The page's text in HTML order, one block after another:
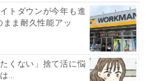
トダウンが今年も進
ま耐久性能アッ
くない」捨て活に悩
…